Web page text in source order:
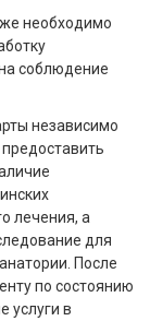
необходимо
соблюдение
независимо
лечения, а
для
После
по состоянию
услуги в